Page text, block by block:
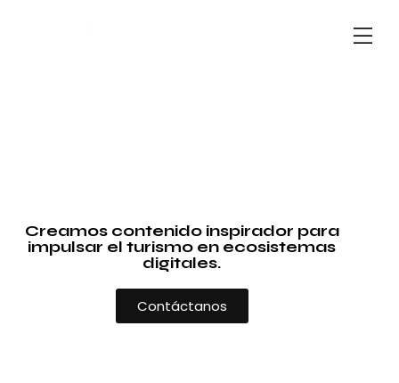
Creamos contenido inspirador para
impulsar el turismo en ecosistemas
digitales.
Contáctanos